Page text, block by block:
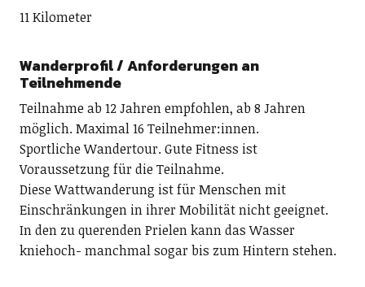
11 Kilometer
Wanderprofil / Anforderungen an
Teilnehmende
Teilnahme ab 12 Jahren empfohlen, ab 8 Jahren
möglich. Maximal 16 Teilnehmer:innen.
Sportliche Wandertour. Gute Fitness ist
Voraussetzung für die Teilnahme.
Diese Wattwanderung ist für Menschen mit
Einschränkungen in ihrer Mobilität nicht geeignet.
In den zu querenden Prielen kann das Wasser
kniehoch- manchmal sogar bis zum Hintern stehen.